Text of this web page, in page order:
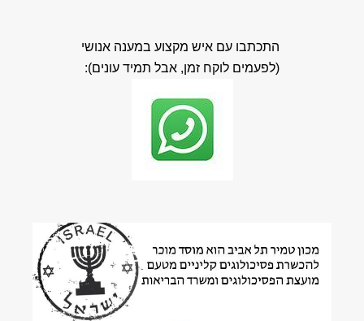
התכתבו עם איש מקצוע במענה אנושי
(לפעמים לוקח זמן, אבל תמיד עונים):